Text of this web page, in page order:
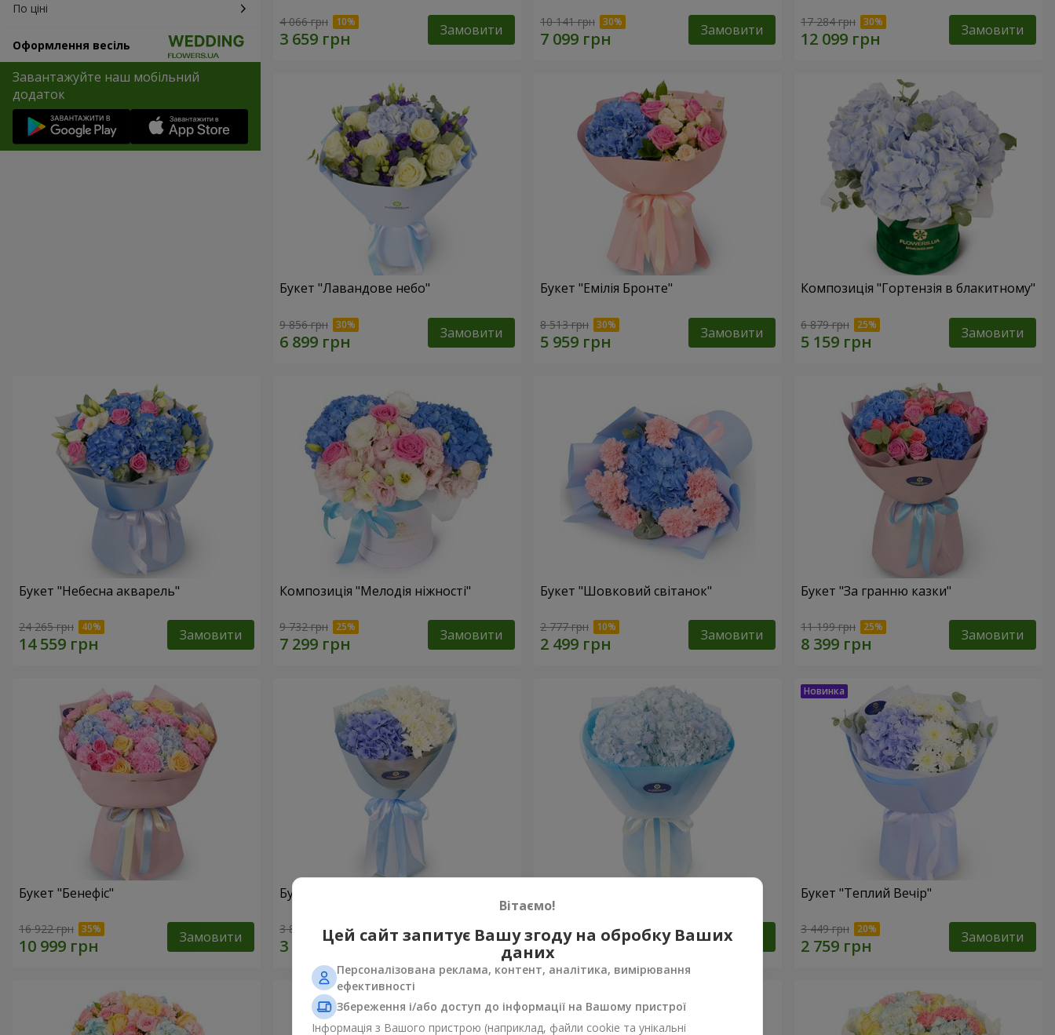
По ціні
Оформлення весіль
Завантажуйте наш мобільний
додаток
4 066 грн Замовити 10 141 грн Замовити 17 284 грн Замовити
Букет "Лавандове небо"
9 856 грн Замовити
Букет "Емілія Бронте"
8 513 грн Замовити
Композиція "Гортензія в блакитному"
6 879 грн Замовити
Букет "Небесна акварель"
24 265 грн Замовити
Композиція "Мелодія ніжності"
9 732 грн Замовити
Букет "Шовковий світанок"
2 777 грн Замовити
Букет "За гранню казки"
11 199 грн Замовити
Букет "Бенефіс"
16 922 грн Замовити
Букет "Радість моя"
3 881 грн Замовити 10 570 грн Замовити
Букет "Теплий Вечір"
3 449 грн Замовити
Вітаємо!
Цей сайт запитує Вашу згоду на обробку Ваших
даних
Персоналізована реклама, контент, аналітика, вимірювання
ефективності
Збереження і/або доступ до інформації на Вашому пристрої
Інформація з Вашого пристрою (наприклад, файли cookie та унікальні